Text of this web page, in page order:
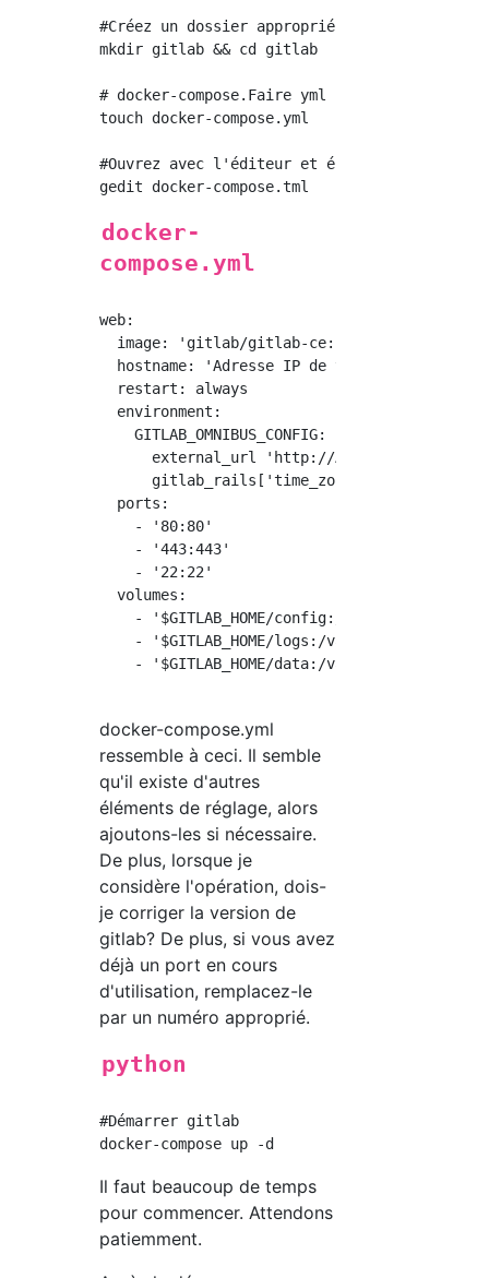
#Créez un dossier approprié
mkdir gitlab && cd gitlab
# docker-compose.Faire yml
touch docker-compose.yml
#Ouvrez avec l'éditeur et écrivez le contenu
docker-
compose.yml
web:
  image: 'gitlab/gitlab-ce:latest'
  hostname: 'Adresse IP de votre propre PC'
  restart: always
  environment:
    GITLAB_OMNIBUS_CONFIG: |
external_url 'http://Adresse IP de
gitlab_rails['time_zone'] = 'Asia/
  ports:
    - '80:80'
    - '443:443'
    - '22:22'
  volumes:
    - '$GITLAB_HOME/config:/etc/gitlab'
    - '$GITLAB_HOME/logs:/var/log/gitlab'
    - '$GITLAB_HOME/data:/var/opt/gitlab'
docker-compose.yml
ressemble à ceci. Il semble
qu'il existe d'autres
éléments de réglage, alors
ajoutons-les si nécessaire.
De plus, lorsque je
considère l'opération, dois-
je corriger la version de
gitlab? De plus, si vous avez
déjà un port en cours
d'utilisation, remplacez-le
par un numéro approprié.
python
#Démarrer gitlab
Il faut beaucoup de temps
pour commencer. Attendons
patiemment.